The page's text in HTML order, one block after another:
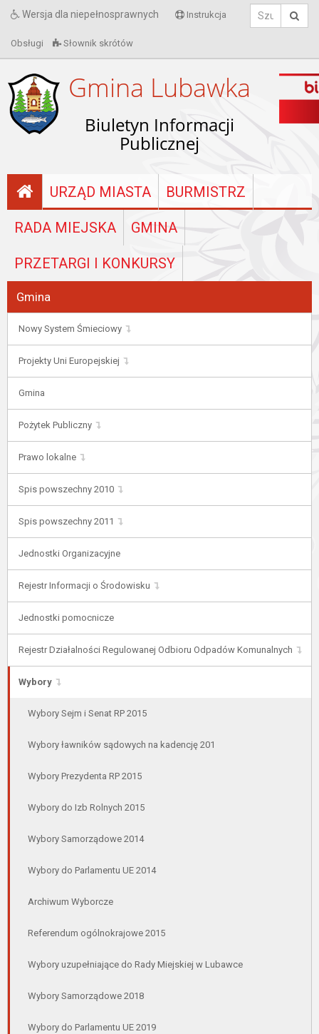
Wersja dla niepełnosprawnych Instrukcja
Obsługi Słownik skrótów
Gmina Lubawka
Biuletyn Informacji
Publicznej
URZĄD MIASTA BURMISTRZ
RADA MIEJSKA GMINA
PRZETARGI I KONKURSY
Gmina
Nowy System Śmieciowy
Projekty Uni Europejskiej
Gmina
Pożytek Publiczny
Prawo lokalne
Spis powszechny 2010
Spis powszechny 2011
Jednostki Organizacyjne
Rejestr Informacji o Środowisku
Jednostki pomocnicze
Rejestr Działalności Regulowanej Odbioru Odpadów Komunalnych
Wybory
Wybory Sejm i Senat RP 2015
Wybory ławników sądowych na kadencję 201
Wybory Prezydenta RP 2015
Wybory do Izb Rolnych 2015
Wybory Samorządowe 2014
Wybory do Parlamentu UE 2014
Archiwum Wyborcze
Referendum ogólnokrajowe 2015
Wybory uzupełniające do Rady Miejskiej w Lubawce
Wybory Samorządowe 2018
Wybory do Parlamentu UE 2019